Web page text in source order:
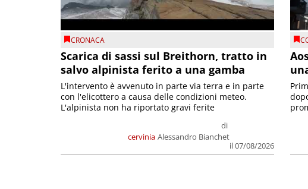
CRONACA
Scarica di sassi sul Breithorn, tratto in
salvo alpinista ferito a una gamba
cervinia
di
Alessandro Bianchet
il 07/08/2026
L'intervento è avvenuto in parte via terra e in parte
con l'elicottero a causa delle condizioni meteo.
L'alpinista non ha riportato gravi ferite